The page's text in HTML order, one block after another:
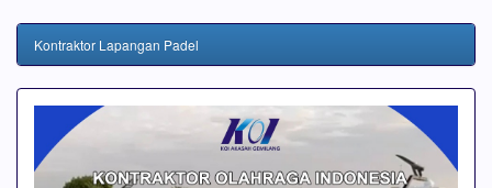
Kontraktor Lapangan Padel